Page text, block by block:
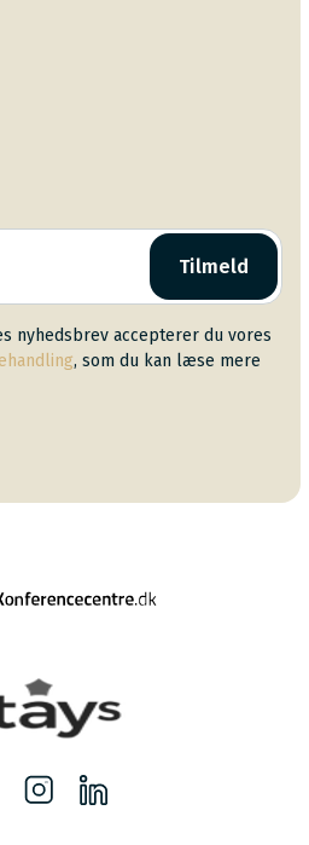
Tilmeld
nyhedsbrev accepterer du vores
, som du kan læse mere